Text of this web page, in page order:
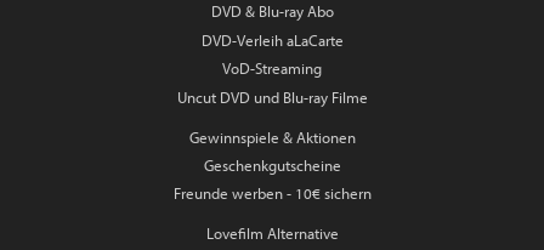
DVD & Blu-ray Abo
DVD-Verleih aLaCarte
VoD-Streaming
Uncut DVD und Blu-ray Filme
Gewinnspiele & Aktionen
Geschenkgutscheine
Freunde werben - 10€ sichern
Lovefilm Alternative